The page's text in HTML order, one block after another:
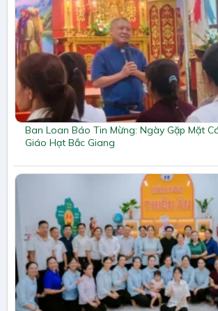
Ban Loan Báo Tin Mừng: Ngày Gặp Mặt
Giáo Hạt Bắc Giang